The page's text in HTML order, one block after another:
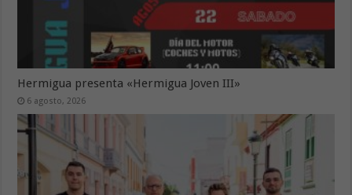
Hermigua presenta «Hermigua Joven III»
6 agosto, 2026